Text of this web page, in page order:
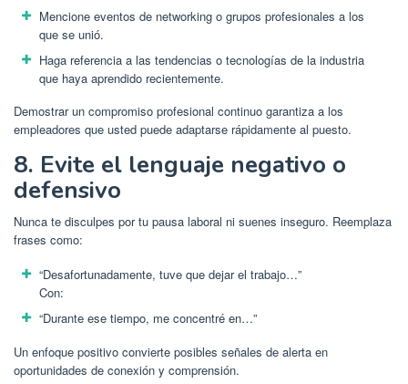
Mencione eventos de networking o grupos profesionales a los
que se unió.
Haga referencia a las tendencias o tecnologías de la industria
que haya aprendido recientemente.
Demostrar un compromiso profesional continuo garantiza a los
empleadores que usted puede adaptarse rápidamente al puesto.
8. Evite el lenguaje negativo o
defensivo
Nunca te disculpes por tu pausa laboral ni suenes inseguro. Reemplaza
frases como:
“Desafortunadamente, tuve que dejar el trabajo…”
Con:
“Durante ese tiempo, me concentré en…”
Un enfoque positivo convierte posibles señales de alerta en
oportunidades de conexión y comprensión.